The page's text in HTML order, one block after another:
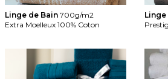
Linge de Bain 700g/m2
Extra Moelleux 100% Coton
Linge